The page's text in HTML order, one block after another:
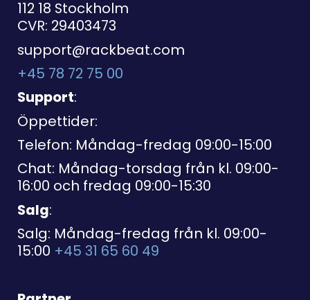
112 18 Stockholm
CVR: 29403473
support@rackbeat.com
+45 78 72 75 00
Support:
Öppettider:
Telefon: Måndag-fredag 09:00-15:00
Chat: Måndag-torsdag från kl. 09:00-
16:00 och fredag 09:00-15:30
Salg:
Salg: Måndag-fredag från kl. 09:00-
15:00 +45 31 65 60 49